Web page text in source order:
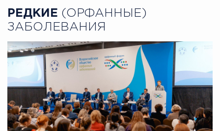
РЕДКИЕ (ОРФАННЫЕ)
ЗАБОЛЕВАНИЯ